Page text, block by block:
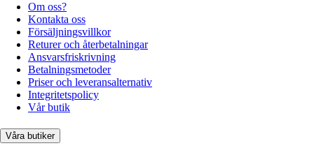
Om oss?
Kontakta oss
Försäljningsvillkor
Returer och återbetalningar
Ansvarsfriskrivning
Betalningsmetoder
Priser och leveransalternativ
Integritetspolicy
Vår butik
Våra butiker